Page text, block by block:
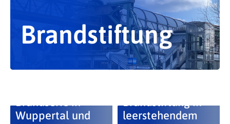
Brandstiftung
Wuppertal und
leerstehendem